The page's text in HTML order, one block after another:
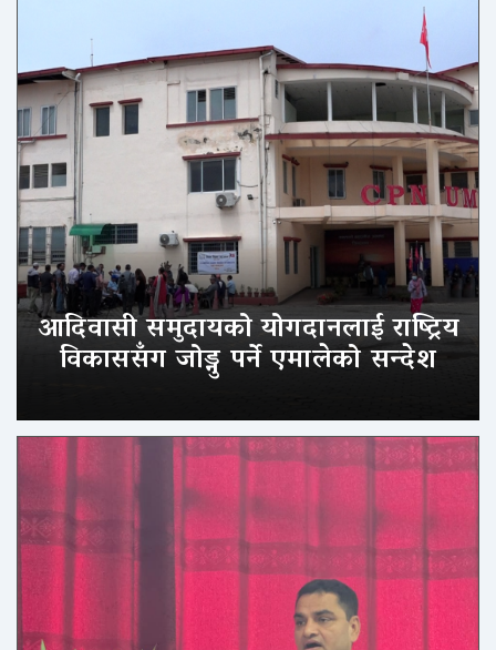
आदिवासी समुदायको योगदानलाई राष्ट्रिय
विकाससँग जोड्नु पर्ने एमालेको सन्देश